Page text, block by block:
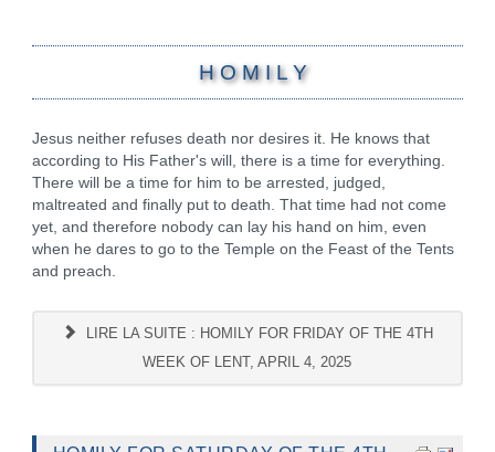
H O M I L Y
Jesus neither refuses death nor desires it. He knows that
according to His Father's will, there is a time for everything.
There will be a time for him to be arrested, judged,
maltreated and finally put to death. That time had not come
yet, and therefore nobody can lay his hand on him, even
when he dares to go to the Temple on the Feast of the Tents
and preach.
LIRE LA SUITE : HOMILY FOR FRIDAY OF THE 4TH
WEEK OF LENT, APRIL 4, 2025